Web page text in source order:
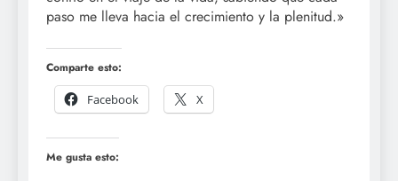
paso me lleva hacia el crecimiento y la plenitud.»
Comparte esto:
Facebook
X
Me gusta esto: